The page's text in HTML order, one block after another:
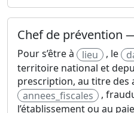
Chef de prévention
Pour s’être à lieu , le
territoire national et
prescription, au titre des
annees_fiscales
,
l’établissement ou au